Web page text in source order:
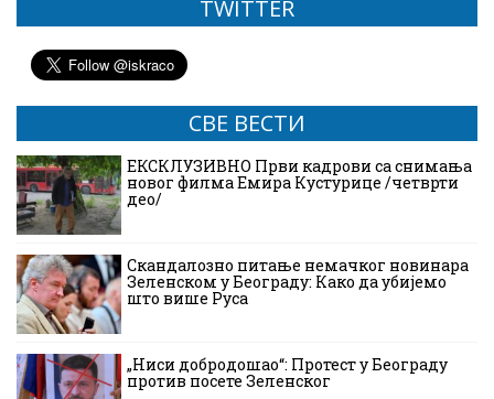
TWITTER
СВЕ ВЕСТИ
ЕКСКЛУЗИВНО Први кадрови са снимања
новог филма Емира Кустурице /четврти
део/
Скандалозно питање немачког новинара
Зеленском у Београду: Како да убијемо
што више Руса
„Ниси добродошао“: Протест у Београду
против посете Зеленског